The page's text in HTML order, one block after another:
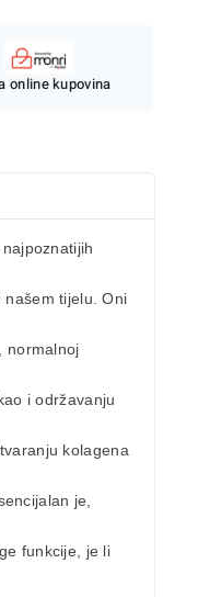
online kupovina
našem tijelu. Oni
, normalnoj
i održavanju
kolagena
je,
funkcije, je li